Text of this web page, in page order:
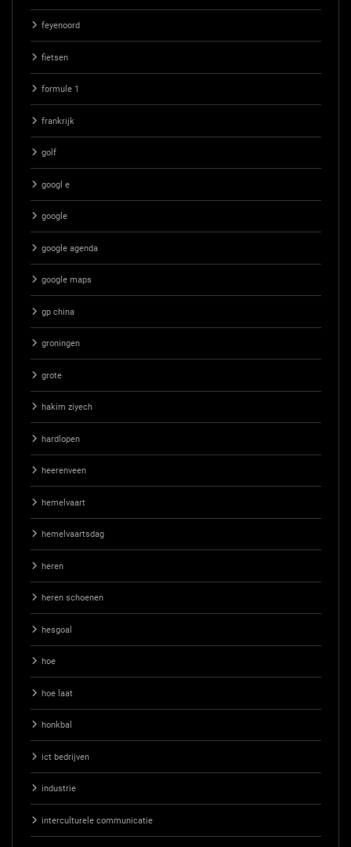
feyenoord
fietsen
formule 1
frankrijk
golf
googl e
google
google agenda
google maps
gp china
groningen
grote
hakim ziyech
hardlopen
heerenveen
hemelvaart
hemelvaartsdag
heren
heren schoenen
hesgoal
hoe
hoe laat
honkbal
ict bedrijven
industrie
interculturele communicatie